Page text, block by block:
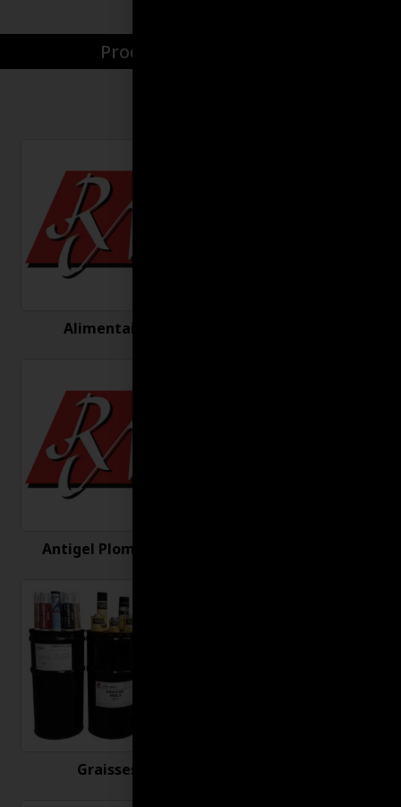
Produits par catégories
Alimentaire
Antigel Plomberie
Graisses